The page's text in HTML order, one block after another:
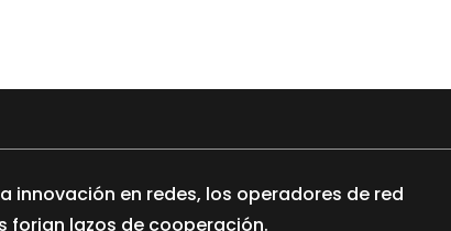
innovación en redes, los operadores de red
forjan lazos de cooperación.